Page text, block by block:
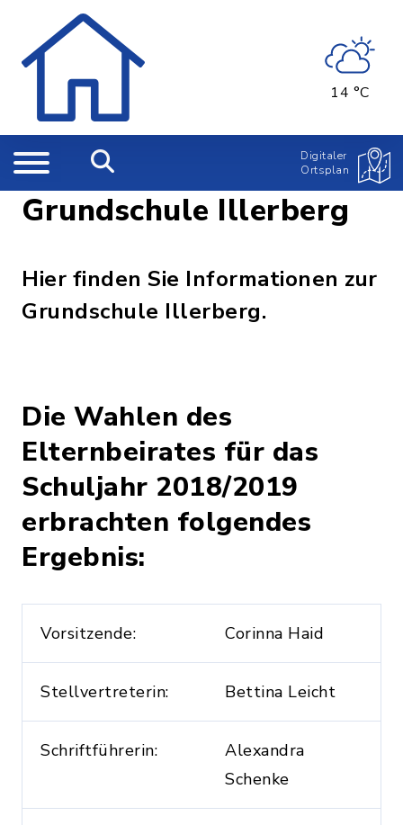
14 °C
Digitaler
Ortsplan
Grundschule Illerberg
Hier finden Sie Informationen zur
Grundschule Illerberg.
Die Wahlen des
Elternbeirates für das
Schuljahr 2018/2019
erbrachten folgendes
Ergebnis:
Vorsitzende: Corinna Haid
Stellvertreterin: Bettina Leicht
Schriftführerin:
Alexandra
Schenke